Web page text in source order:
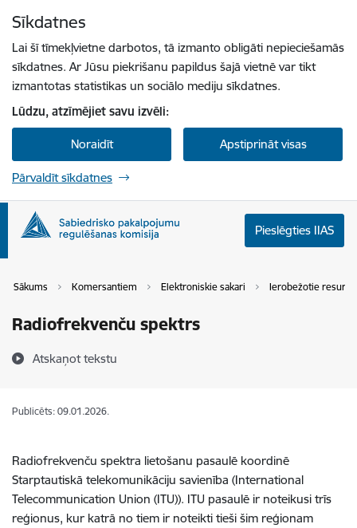
Sīkdatnes
Lai šī tīmekļvietne darbotos, tā izmanto obligāti nepieciešamās
sīkdatnes. Ar Jūsu piekrišanu papildus šajā vietnē var tikt
izmantotas statistikas un sociālo mediju sīkdatnes.
Lūdzu, atzīmējiet savu izvēli:
Noraidīt Apstiprināt visas
Pārvaldīt sīkdatnes
Pieslēgties IIAS
Sākums Komersantiem Elektroniskie sakari Ierobežotie resursi
Radiofrekvenču spektrs
Atskaņot tekstu
Publicēts: 09.01.2026.
Radiofrekvenču spektra lietošanu pasaulē koordinē
Starptautiskā telekomunikāciju savienība (International
Telecommunication Union (ITU)). ITU pasaulē ir noteikusi trīs
reģionus, kur katrā no tiem ir noteikti tieši šim reģionam